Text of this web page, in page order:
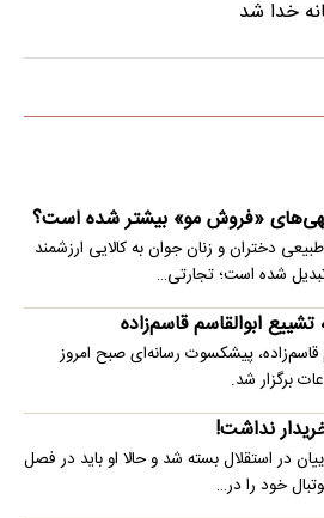
خدا شد
«فروش مو» بیشتر شده است؟
دختران و زنان جوان به کالایی ارزشمند
شده است؛ تجارتی…
ابوالقاسم قاسم‌زاده
قاسم‌زاده، پیشکسوت رسانه‌ای صبح امروز
نداشت!
در استقلال بسته شد و حالا او باید در فصل
خود را در…